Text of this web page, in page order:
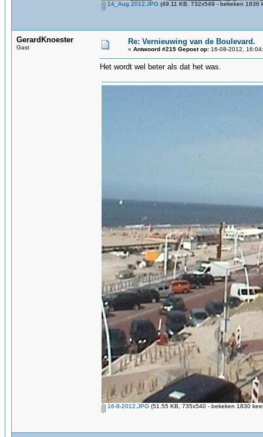
14_Aug.2012.JPG (49.11 KB, 732x549 - bekeken 1836
GerardKnoester
Gast
Re: Vernieuwing van de Boulevard.
« Antwoord #215 Gepost op: 16-08-2012,
Het wordt wel beter als dat het was.
16-8-2012.JPG (51.55 KB, 735x540 - bekeken 1830